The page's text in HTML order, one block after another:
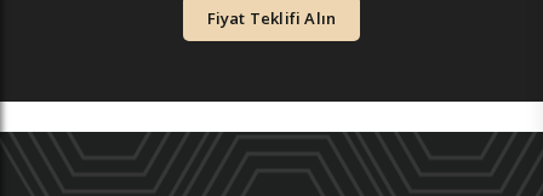
Fiyat Teklifi Alın